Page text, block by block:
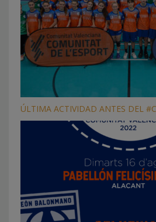
ÚLTIMA ACTIVIDAD ANTES DEL